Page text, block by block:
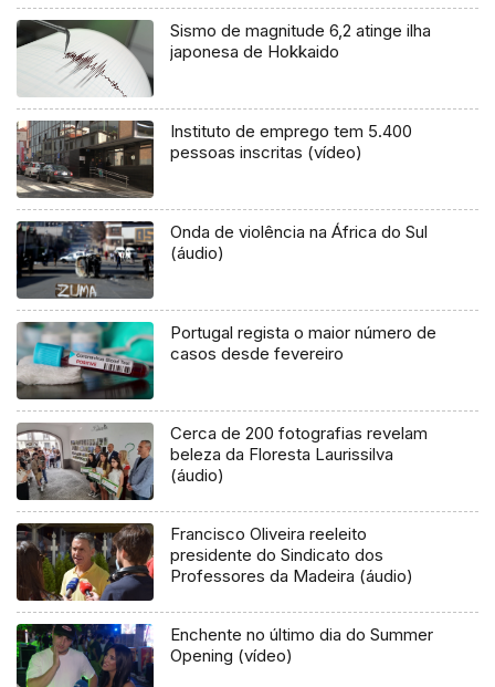
Sismo de magnitude 6,2 atinge ilha
japonesa de Hokkaido
Instituto de emprego tem 5.400
pessoas inscritas (vídeo)
Onda de violência na África do Sul
(áudio)
Portugal regista o maior número de
casos desde fevereiro
Cerca de 200 fotografias revelam
beleza da Floresta Laurissilva
(áudio)
Francisco Oliveira reeleito
presidente do Sindicato dos
Professores da Madeira (áudio)
Enchente no último dia do Summer
Opening (vídeo)